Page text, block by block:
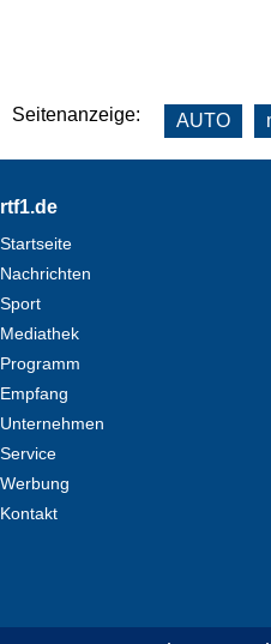
Seitenanzeige: AUTO
Footer
rtf1.de
Startseite
Nachrichten
Sport
Mediathek
Programm
Empfang
Unternehmen
Service
Werbung
Kontakt